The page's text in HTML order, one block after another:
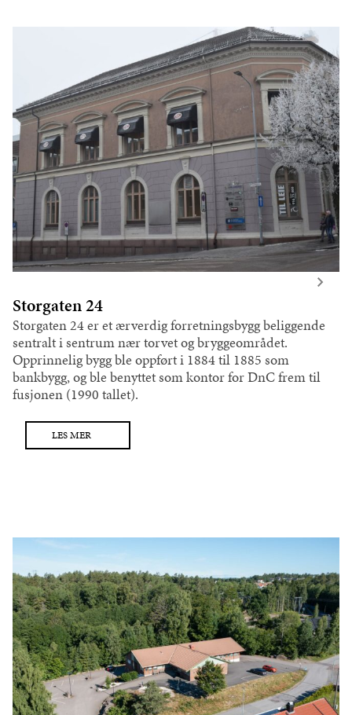
Storgaten 24
Storgaten 24 er et ærverdig forretningsbygg beliggende
sentralt i sentrum nær torvet og bryggeområdet.
Opprinnelig bygg ble oppført i 1884 til 1885 som
bankbygg, og ble benyttet som kontor for DnC frem til
fusjonen (1990 tallet).
LES MER